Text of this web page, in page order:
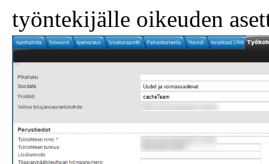
työntekijälle oikeuden